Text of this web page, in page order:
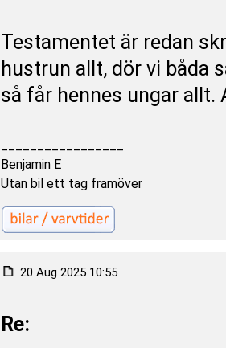
Testamentet är redan
hustrun allt, dör vi båda
så får hennes ungar
Benjamin E
Utan bil ett tag framöver
20 Aug 2025 10:55
Re: